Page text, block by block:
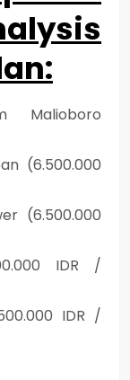
:
Malioboro
(6.500.000
(6.500.000
IDR /
IDR /